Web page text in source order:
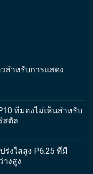
วสำหรับการแสดง
ที่มองไม่เห็นสำหรับ
สตัล
ร่งใสสูง P6.25 ที่มี
างสูง